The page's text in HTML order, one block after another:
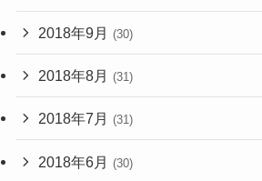
2018年9月 (30)
2018年8月 (31)
2018年7月 (31)
2018年6月 (30)